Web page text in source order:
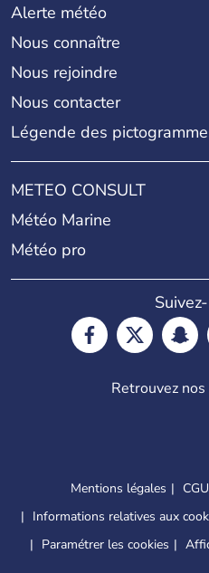
Alerte météo
Nous connaître
Nous rejoindre
Nous contacter
Légende des
METEO CONSULT
Météo Marine
Météo pro
Retrouvez
Mentions légales CGU
Informations relatives aux
Paramétrer les cookies